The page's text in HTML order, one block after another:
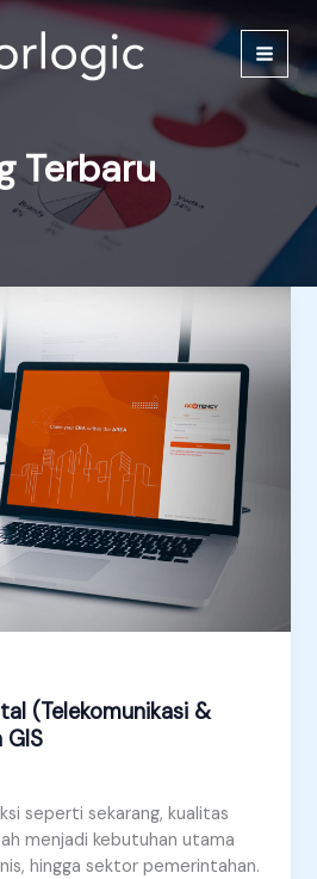
Terbaru
(Telekomunikasi &
seperti sekarang, kualitas
menjadi kebutuhan utama
hingga sektor pemerintahan.